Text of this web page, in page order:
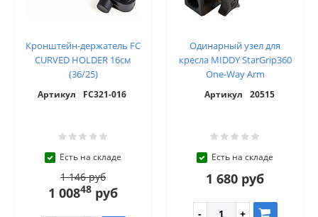
Кронштейн-держатель FC
CURVED HOLDER 16см
(36/25)
Артикул FC321-016
Есть на складе
1 146 руб
1 00848 руб
Одинарный узел для
кресла MIDDY StarGrip360
One-Way Arm
Артикул 20515
Есть на складе
1 680 руб